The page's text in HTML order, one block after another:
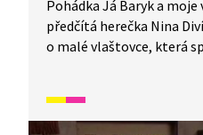
Pohádka Já Baryk a
předčítá herečka Nina
o malé vlaštovce, která